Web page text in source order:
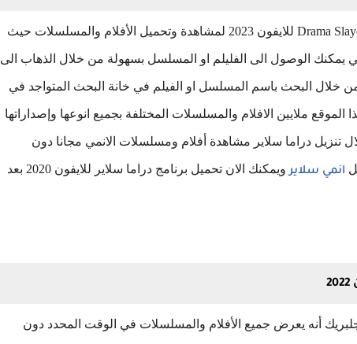
يمكنك الآن تحميل برنامج دراما سلاير Drama Slayer للايفون 2023 لمشاهدة وتحميل الأفلام والمسلسلات حيث
يمكنك الوصول الى الفليلم او المسلسل بسهولة من خلال الذهاب الى
خلال البحث باسم المسلسل او الفيلم في خانة البحث المتواجد في
ملايين الافلام والمسلسلات المختلفة بجميع انوعها وإصداراتها
تنزيل دراما سلاير مشاهدة أفلام ومسلسلات الانمي مجانا دون
انمي سلاير ويمكنك الان تحميل برنامج دراما سلاير للايفون 2020 بعد
جلبريك أنه يعرض جميع الأفلام والمسلسلات في الوقت المحدد دون